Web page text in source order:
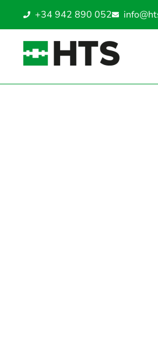
+34 942 890 052